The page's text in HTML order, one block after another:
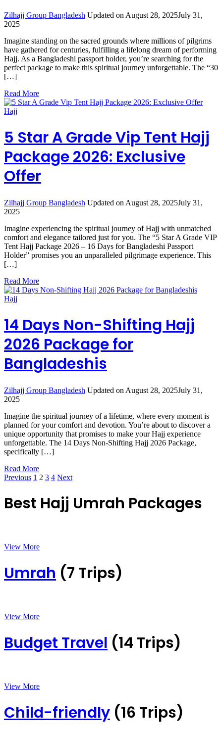
Zilhajj Group Bangladesh Updated on August 28, 2025July 31,
2025
Imagine standing on the sacred grounds where millions of pilgrims
have gathered for centuries, fulfilling a lifelong dream of performing
Hajj. As a Bangladeshi passport holder, you’re searching for the
perfect package to make this spiritual journey unforgettable. The “30
[…]
Read More
Hajj
5 Star A Grade Vip Tent Hajj
Package 2026: Exclusive
Offer
Zilhajj Group Bangladesh Updated on August 28, 2025July 31,
2025
Imagine experiencing the spiritual journey of Hajj with unmatched
comfort and elegance tailored just for you. The “5 Star A Grade VIP
Tent Hajj Package 2026 – 16 Days for Bangladeshi Passport
Holder” promises you an unparalleled pilgrimage experience. This
[…]
Read More
Hajj
14 Days Non-Shifting Hajj
2026 Package for
Bangladeshis
Zilhajj Group Bangladesh Updated on August 28, 2025July 31,
2025
Imagine the spiritual journey of a lifetime, where every moment is
planned for your comfort and devotion. You’re about to discover a
unique opportunity that promises to make your Hajj experience
unforgettable. The 14 Days Non-Shifting Hajj 2026 Package,
specifically […]
Read More
Posts
pagination
Previous Page
1 Page
2 Page
3 Page
4 Next
Best Hajj Umrah Packages
View More
Umrah (7 Trips)
View More
Budget Travel (14 Trips)
View More
Child-friendly (16 Trips)